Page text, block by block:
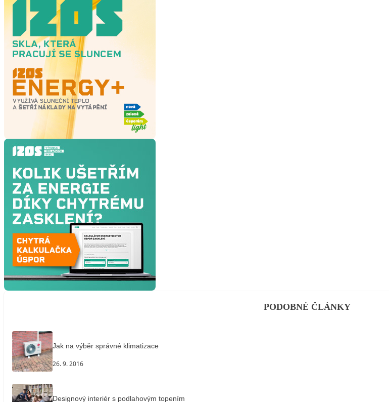
PODOBNÉ ČLÁNKY
Jak na výběr správné klimatizace
26. 9. 2016
Designový interiér s podlahovým topením